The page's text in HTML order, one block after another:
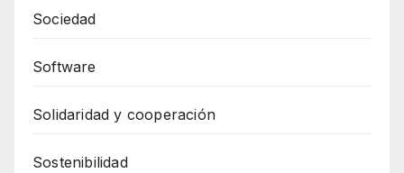
Sociedad
Software
Solidaridad y cooperación
Sostenibilidad